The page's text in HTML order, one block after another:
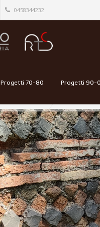
0458344232
Progetti 70-80 Progetti 90-